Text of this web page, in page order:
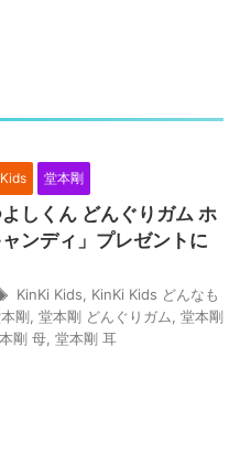
堂本剛
しくん どんぐりガム ホ
ンディ」プレゼントに
KinKi Kids
KinKi Kids どんなも
剛 堂本剛 どんぐりガム
堂本剛
剛 母 堂本剛 耳